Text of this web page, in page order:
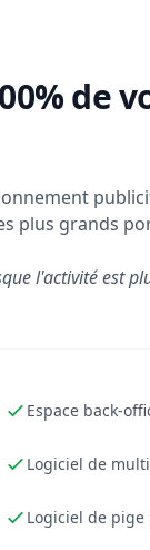
de
plus grands
l'activité est
Espace back-
Logiciel de
Logiciel de